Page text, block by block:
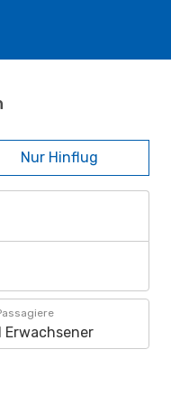
Nur Hinflug
Erwachsener